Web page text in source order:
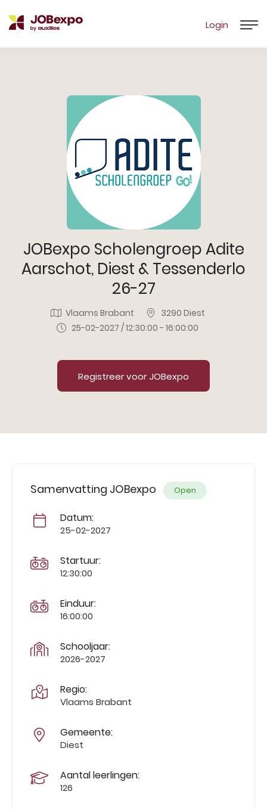
Login
JOBexpo Scholengroep Adite
Aarschot, Diest & Tessenderlo
26-27
Vlaams Brabant
3290 Diest
25-02-2027 / 12:30:00 - 16:00:00
Registreer voor JOBexpo
Samenvatting JOBexpo Open
Datum:
25-02-2027
Startuur:
12:30:00
Einduur:
16:00:00
Schooljaar:
2026-2027
Regio:
Vlaams Brabant
Gemeente:
Diest
Aantal leerlingen:
126